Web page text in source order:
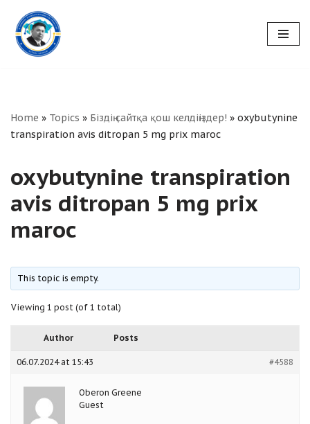
Skip
to
Home » Topics » Біздің сайтқа қош келдіңіздер! » oxybutynine
transpiration avis ditropan 5 mg prix maroc
oxybutynine transpiration
avis ditropan 5 mg prix
maroc
This topic is empty.
Viewing 1 post (of 1 total)
Author Posts
06.07.2024 at 15:43 #4588
Oberon Greene
Guest